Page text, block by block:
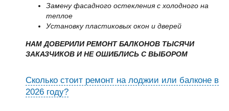
Замену фасадного остекления с холодного на
теплое
Установку пластиковых окон и дверей
НАМ ДОВЕРИЛИ РЕМОНТ БАЛКОНОВ ТЫСЯЧИ
ЗАКАЗЧИКОВ И НЕ ОШИБЛИСЬ С ВЫБОРОМ
Сколько стоит ремонт на лоджии или балконе в
2026 году?